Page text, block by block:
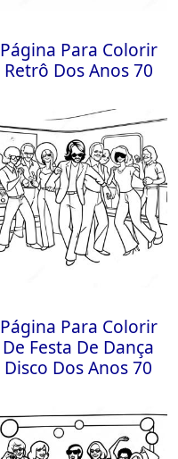
Página Para Colorir
Retrô Dos Anos 70
Página Para Colorir
De Festa De Dança
Disco Dos Anos 70